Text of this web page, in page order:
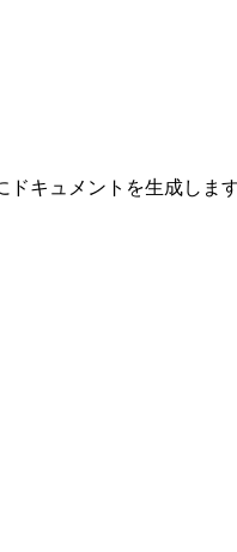
キュメントを生成します